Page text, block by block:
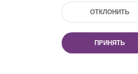
г. Минск, Республика
Тел.: (+375 17) 368 37 37,
Эл. почта: inbox@nlb.by
ОТКЛОНИТЬ
ПРИНЯТЬ